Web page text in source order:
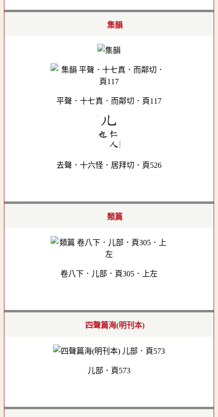
集韻
平聲．十七真．而鄰切．頁117
去聲．十六怪．居拜切．頁526
類篇
卷八下．儿部．頁305．上左
四聲篇海(明刊本)
儿部．頁573